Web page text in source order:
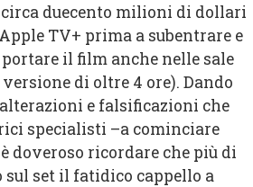
circa duecento milioni di dollari
TV+ prima a subentrare e
il film anche nelle sale
di oltre 4 ore). Dando
e falsificazioni che
specialisti –a cominciare
doveroso ricordare che più di
set il fatidico cappello a